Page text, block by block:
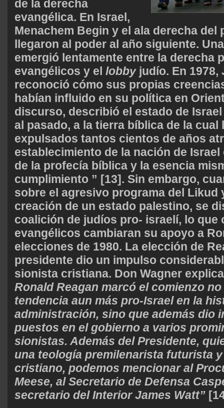
de la derecha
evangélica. En Israel,
Menachem Begin y el ala derecha del
llegaron al poder al año siguiente.
emergió lentamente entre la derecha
evangélicos y el lobbyjudío. En 1978,
reconoció cómo sus propias
habían influido en su política en
discurso, describió el estado de
al pasado, a la tierra bíblica de la
expulsados tantos cientos de años
establecimiento de la nación de
de la profecía bíblica y la esencia
cumplimiento ” [13]. Sin embargo,
sobre el agresivo programa del Likud
creación de un estado palestino, se
coalición de judíos pro- israelí, lo que
evangélicos cambiaran su apoyo a
elecciones de 1980. La elección de
presidente dio un impulso
sionista cristiana. Don Wagner
Ronald Reagan marcó el comienzo
tendencia aun más pro-Israel en la
administración, sino que además dio
puestos en el gobierno a varios
sionistas. Además del Presidente,
una teología premilenarista futurista
cristiano, podemos mencionar al
Meese, al Secretario de Defensa
secretario del Interior James Watt”